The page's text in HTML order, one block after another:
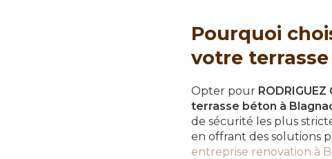
Pourquoi
votre
Opter pour RODRIGUEZ
terrasse béton à
de sécurité les plus
en offrant des solutions
entreprise renovation à